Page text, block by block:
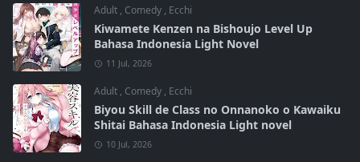
Adult , Comedy , Ecchi
Kiwamete Kenzen na Bishoujo Level Up
Bahasa Indonesia Light Novel
11 Jul, 2026
Adult , Comedy , Ecchi
Biyou Skill de Class no Onnanoko o Kawaiku
Shitai Bahasa Indonesia Light novel
10 Jul, 2026